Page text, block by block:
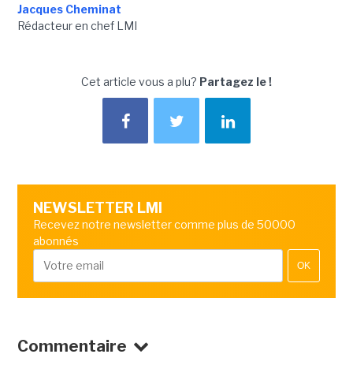
Jacques Cheminat
Rédacteur en chef LMI
Cet article vous a plu? Partagez le !
NEWSLETTER LMI
Recevez notre newsletter comme plus de 50000
abonnés
OK
Commentaire